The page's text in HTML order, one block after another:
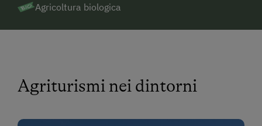
Agricoltura biologica
Agriturismi nei dintorni